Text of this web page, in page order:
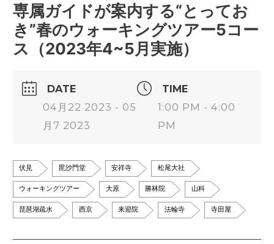
専属ガイドが案内する“とってお
き”春のウォーキングツアー5コー
ス（2023年4~5月実施）
DATE
04月22 2023 - 05
月7 2023
TIME
1:00 PM - 4:00
PM
伏見 毘沙門堂 安祥寺 松尾大社
ウォーキングツアー 大原 勝林院 山科
琵琶湖疏水 西京 来迎院 法輪寺 寺田屋